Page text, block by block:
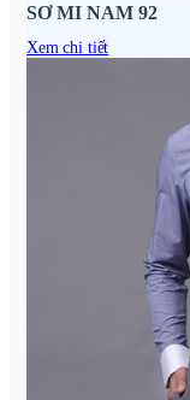
SƠ MI NAM 92
Xem chi tiết